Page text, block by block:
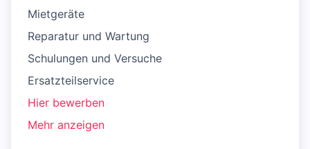
Mietgeräte
Reparatur und Wartung
Schulungen und Versuche
Ersatzteilservice
Hier bewerben
Mehr anzeigen